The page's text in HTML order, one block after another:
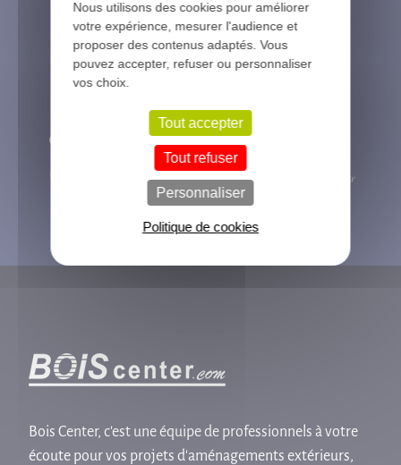
Grande souplesse
Voir les conditions de livraison
Engagés pour
l’environnement
Nous sommes accompagnés par
des labels environnementaux
Bois Center, c'est une équipe de professionnels à votre
écoute pour vos projets d'aménagements extérieurs,
Nous utilisons des cookies pour améliorer
votre expérience, mesurer l'audience et
proposer des contenus adaptés. Vous
pouvez accepter, refuser ou personnaliser
vos choix.
Tout accepter
Tout refuser
Personnaliser
Politique de cookies